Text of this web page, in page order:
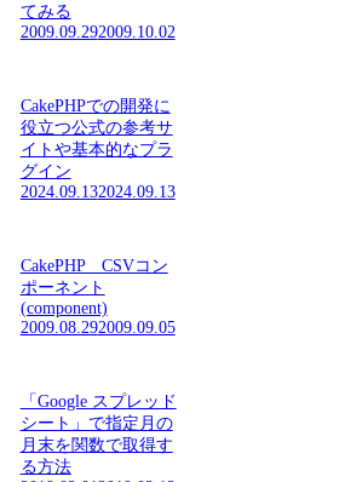
てみる
2009.09.292009.10.02
CakePHPでの開発に
役立つ公式の参考サ
イトや基本的なプラ
グイン
2024.09.132024.09.13
CakePHP CSVコン
ポーネント
(component)
2009.08.292009.09.05
「Google スプレッド
シート」で指定月の
月末を関数で取得す
る方法